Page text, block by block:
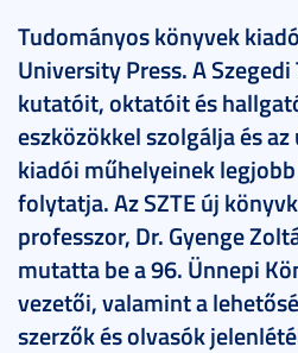
Tudományos könyvek
University Press. A
kutatóit, oktatóit és
eszközökkel szolgálja és
kiadói műhelyeinek
folytatja. Az SZTE új
professzor, Dr. Gyenge
mutatta be a 96. Ünnepi
vezetői, valamint a
szerzők és olvasók